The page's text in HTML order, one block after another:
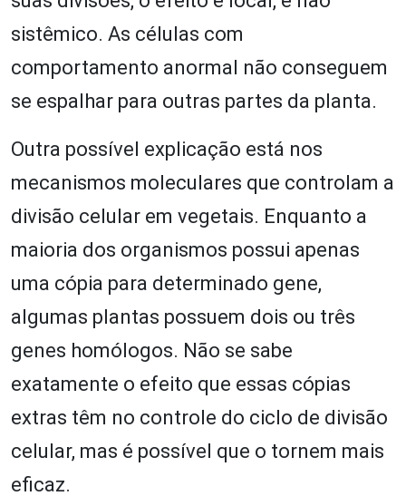
sistêmico. As células com
comportamento anormal não conseguem
se espalhar para outras partes da planta.
Outra possível explicação está nos
mecanismos moleculares que controlam a
divisão celular em vegetais. Enquanto a
maioria dos organismos possui apenas
uma cópia para determinado gene,
algumas plantas possuem dois ou três
genes homólogos. Não se sabe
exatamente o efeito que essas cópias
extras têm no controle do ciclo de divisão
celular, mas é possível que o tornem mais
eficaz.